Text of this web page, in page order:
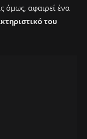
όμως, αφαιρεί ένα
του